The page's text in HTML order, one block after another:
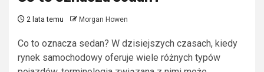
2 lata temu Morgan Howen
Co to oznacza sedan? W dzisiejszych czasach, kiedy
rynek samochodowy oferuje wiele różnych typów